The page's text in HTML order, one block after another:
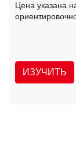
Цена указана
ИЗУЧИТЬ